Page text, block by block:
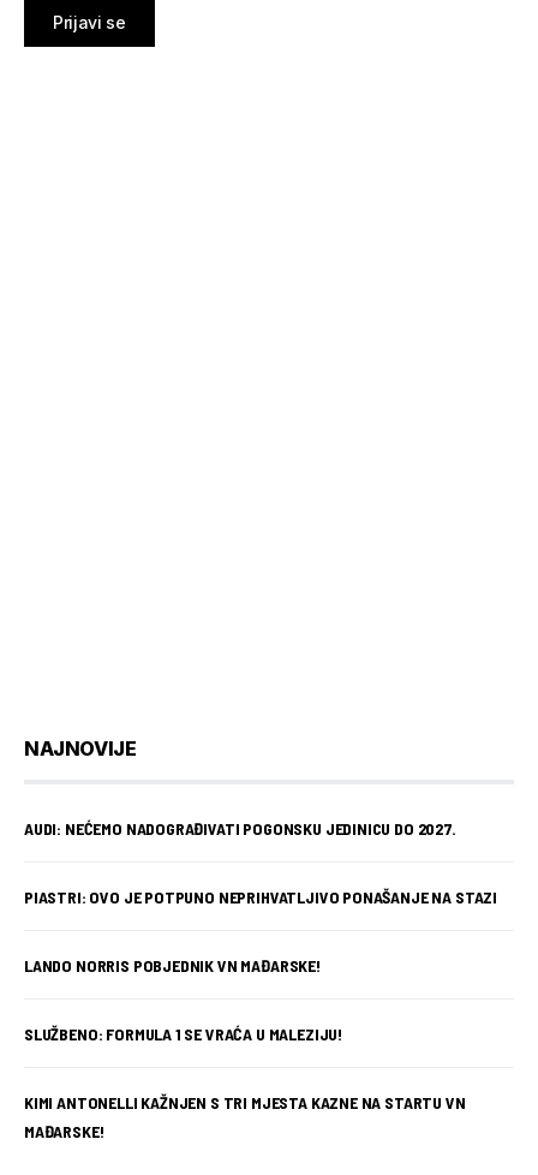
Prijavi se
NAJNOVIJE
AUDI: NEĆEMO NADOGRAĐIVATI POGONSKU JEDINICU DO 2027.
PIASTRI: OVO JE POTPUNO NEPRIHVATLJIVO PONAŠANJE NA STAZI
LANDO NORRIS POBJEDNIK VN MAĐARSKE!
SLUŽBENO: FORMULA 1 SE VRAĆA U MALEZIJU!
KIMI ANTONELLI KAŽNJEN S TRI MJESTA KAZNE NA STARTU VN
MAĐARSKE!